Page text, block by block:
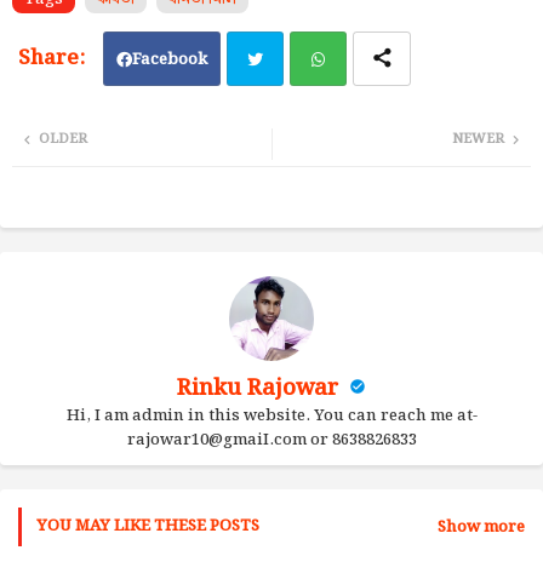
Facebook
ap
NEWER
OLDER
Rinku Rajowar
Hi, I am admin in this website. You can reach me at-
rajowar10@gmaiI.com or 8638826833
YOU MAY LIKE THESE POSTS Show more